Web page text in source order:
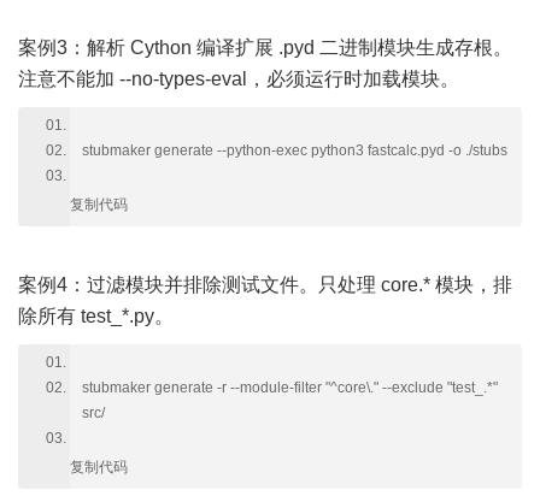
案例3：解析 Cython 编译扩展 .pyd 二进制模块生成存根。
注意不能加 --no-types-eval，必须运行时加载模块。
stubmaker generate --python-exec python3 fastcalc.pyd -o ./stubs
复制代码
案例4：过滤模块并排除测试文件。只处理 core.* 模块，排
除所有 test_*.py。
stubmaker generate -r --module-filter "^core\." --exclude "test_.*"
src/
复制代码